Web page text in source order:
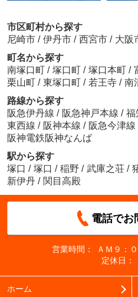
市区町村から探す
尼崎市 / 伊丹市 / 西宮市 / 大阪
町名から探す
南塚口町 / 塚口町 / 塚口本町 /
栗山町 / 東塚口町 / 若王寺 / 南
路線から探す
阪急伊丹線 / 阪急神戸本線 / 福
東西線 / 阪神本線 / 阪急今津線
阪神電鉄阪神なんば
駅から探す
塚口 / 塚口 / 稲野 / 武庫之荘 /
新伊丹 / 関目高殿
電話でお
営業時間：
ＡＭ９：
定休日：
ホーム